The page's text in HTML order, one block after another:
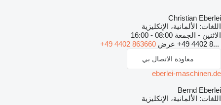
Christian Eberlei
اللغات: الألمانية، الإنكليزية
الاثنين - الجمعة 08:00 - 16:00
+49 4402 8... عرض +49 4402 863660
معاودة الاتصال بي
eberlei-maschinen.de
Bernd Eberlei
اللغات: الألمانية، الإنكليزية